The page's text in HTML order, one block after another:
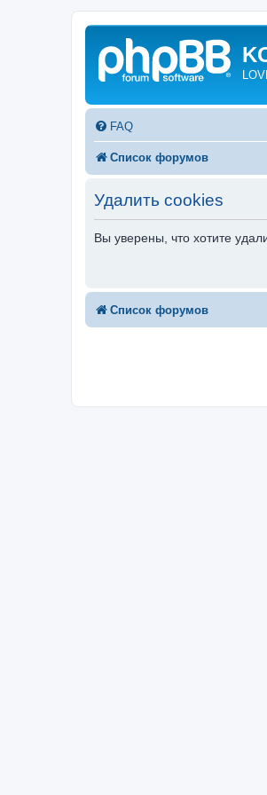
FAQ
Список форумов
Удалить cookies
Вы уверены, что хотите
Список форумов